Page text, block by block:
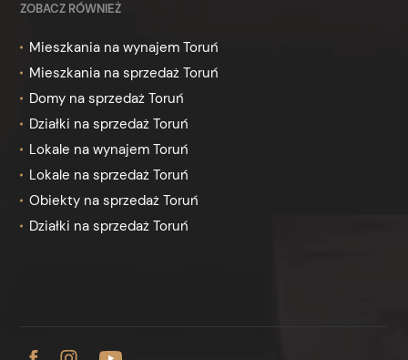
ZOBACZ RÓWNIEŻ
Mieszkania na wynajem Toruń
Mieszkania na sprzedaż Toruń
Domy na sprzedaż Toruń
Działki na sprzedaż Toruń
Lokale na wynajem Toruń
Lokale na sprzedaż Toruń
Obiekty na sprzedaż Toruń
Działki na sprzedaż Toruń